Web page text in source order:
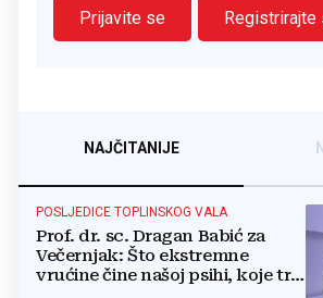
Prijavite se
Registrirajte
NAJČITANIJE
POSLJEDICE TOPLINSKOG VALA
Prof. dr. sc. Dragan Babić za
Večernjak: Što ekstremne
vrućine čine našoj psihi, koje tri